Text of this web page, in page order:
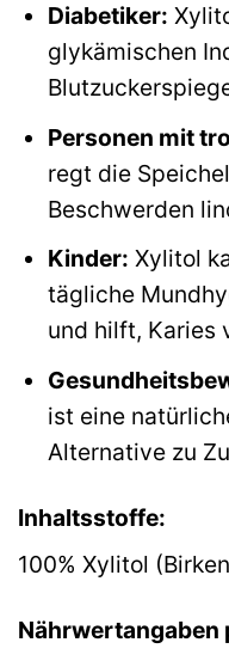
Diabetiker:
glykämischen
Personen mit
regt die
Beschwerden
Kinder: Xylitol
tägliche
und hilft, Karies
ist eine
Alternative zu
Inhaltsstoffe:
100% Xylitol
Nährwertangaben